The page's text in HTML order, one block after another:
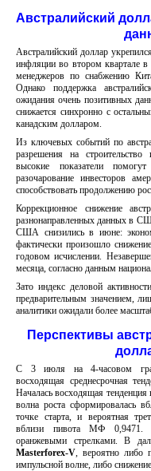
Австралийский
Австралийский доллар
инфляции во втором квартале
менеджеров по снабжению
Однако поддержка
ожидания очень позитивных
снижается синхронно с
канадским долларом.
Из ключевых событий по
разрешения на
высокие показатели
разочарование инвесторов
способствовать продолжению
Коррекционное снижение
разнонаправленных данных в
США снизились в июне:
фактически произошло
годовом исчислении.
месяца, согласно данным
Зато индекс деловой
предварительным значением,
аналитики ожидали более
Перспективы
С 3 июля на 4-часовом
восходящая среднесрочная
Началась восходящая
волна роста сформировалась
точке старта, и вероятная
вблизи пивота МФ 0,9471.
оранжевыми стрелками. В
Masterforex-V, вероятно либо
импульсной волне, либо